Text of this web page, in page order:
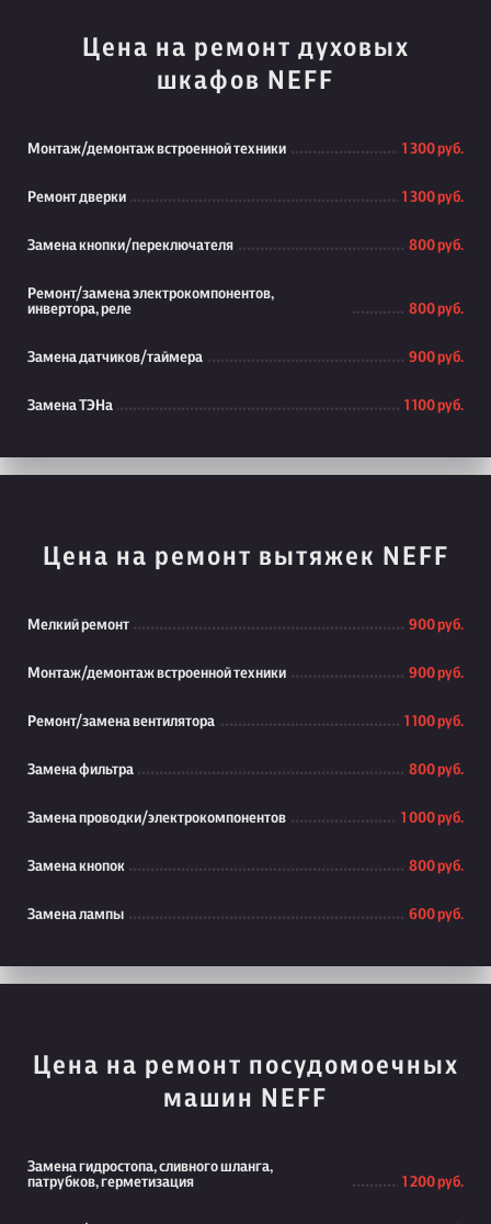
Цена на ремонт духовых
шкафов NEFF
Монтаж/демонтаж встроенной техники 1 300 руб.
Ремонт дверки 1 300 руб.
Замена кнопки/переключателя 800 руб.
Ремонт/замена электрокомпонентов,
инвертора, реле
800 руб.
Замена датчиков/таймера 900 руб.
Замена ТЭНа 1 100 руб.
Цена на ремонт вытяжек NEFF
Мелкий ремонт 900 руб.
Монтаж/демонтаж встроенной техники 900 руб.
Ремонт/замена вентилятора 1 100 руб.
Замена фильтра 800 руб.
Замена проводки/электрокомпонентов 1 000 руб.
Замена кнопок 800 руб.
Замена лампы 600 руб.
Цена на ремонт посудомоечных
машин NEFF
Замена гидростопа, сливного шланга,
патрубков, герметизация
1 200 руб.